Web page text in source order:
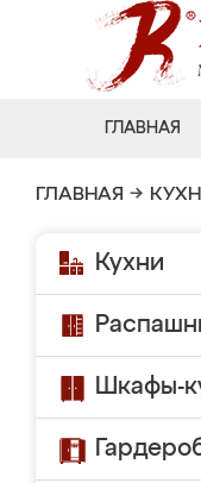
ГЛАВНАЯ
ГЛАВНАЯ →
Кухни
Шкафы-